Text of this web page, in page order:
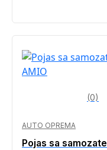
(0)
AUTO OPREMA
Pojas sa